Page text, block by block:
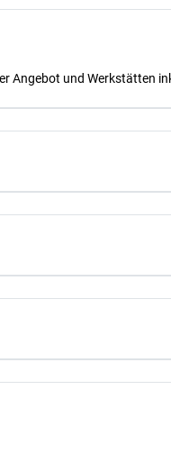
Angebot und Werkstätten